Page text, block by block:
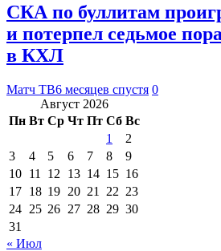
СКА по буллитам
и потерпел седьмое
в КХЛ
Матч ТВ6 месяцев спустя 0
Август 2026
Пн Вт Ср Чт Пт Сб Вс
1
2
3
4 5 6 7 8
9
10 11 12 13 14 15 16
17 18 19 20 21 22 23
24 25 26 27 28 29 30
31
« Июл